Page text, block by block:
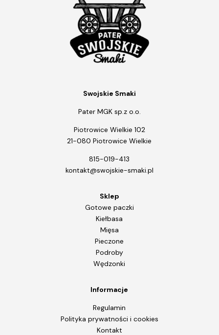
Swojskie Smaki
Pater MGK sp.z o.o.
Piotrowice Wielkie 102
21-080 Piotrowice Wielkie
815-019-413
kontakt@swojskie-smaki.pl
Sklep
Gotowe paczki
Kiełbasa
Mięsa
Pieczone
Podroby
Wędzonki
Informacje
Regulamin
Polityka prywatności i cookies
Kontakt